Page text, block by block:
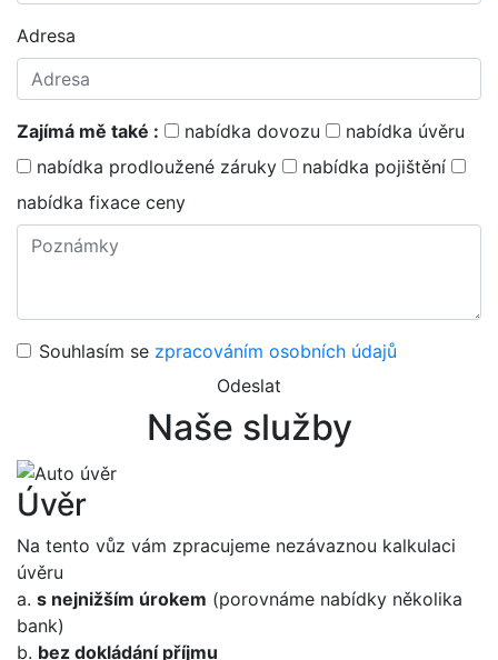
Adresa
Zajímá mě také : nabídka dovozu
nabídka úvěru
nabídka prodloužené záruky
nabídka pojištění
nabídka fixace ceny
Souhlasím se zpracováním osobních údajů
Odeslat
Naše služby
Úvěr
Na tento vůz vám zpracujeme nezávaznou kalkulaci
úvěru
a. s nejnižším úrokem (porovnáme nabídky několika
bank)
b. bez dokládání příjmu